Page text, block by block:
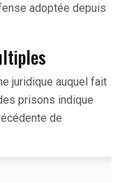
adoptée depuis
juridique auquel fait
prisons indique
de